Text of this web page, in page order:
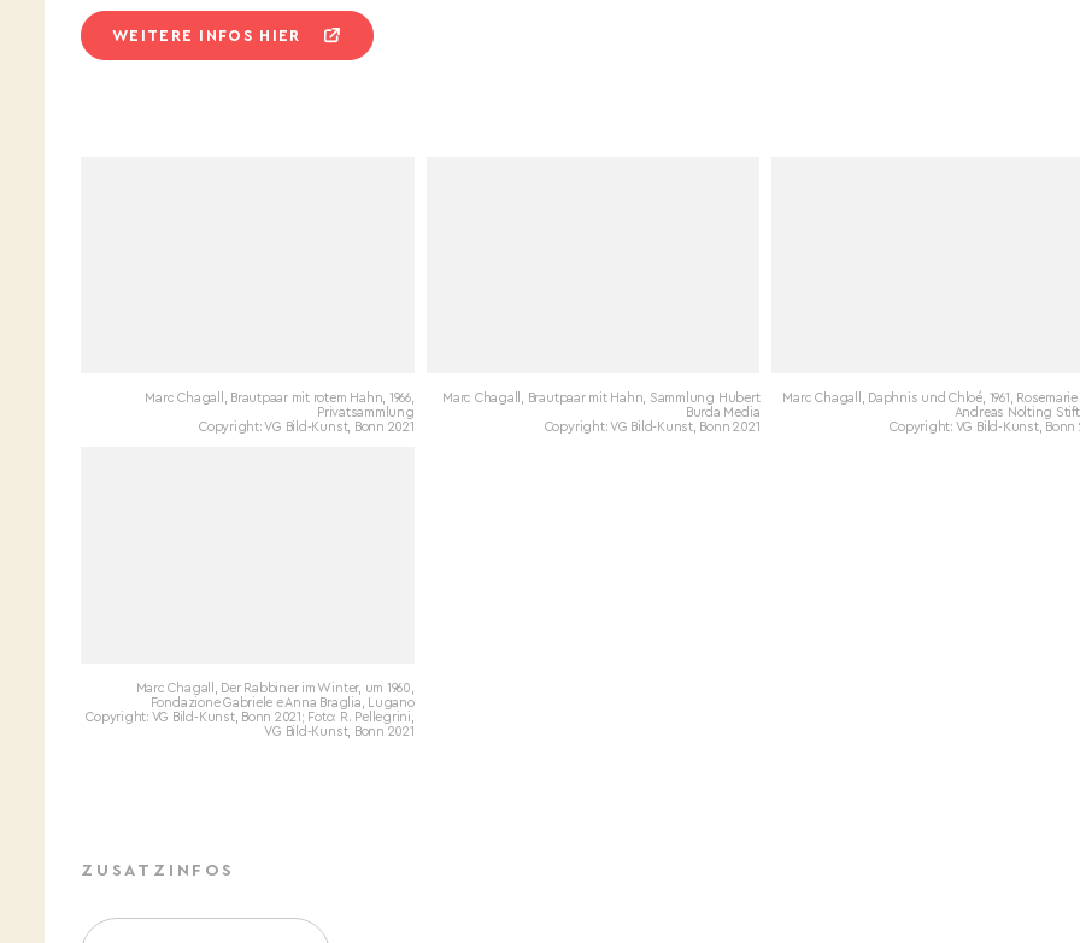
WEITERE INFOS HIER
Marc Chagall, Brautpaar mit rotem Hahn, 1966,
Privatsammlung
Copyright: VG Bild-Kunst, Bonn 2021
Marc Chagall, Brautpaar mit Hahn, Sammlung Hubert
Burda Media
Copyright: VG Bild-Kunst, Bonn 2021
Marc Chagall, Daphnis und Chloé, 1961,
Andreas Nolting
Copyright: VG Bild-Kunst, Bonn
Marc Chagall, Der Rabbiner im Winter, um 1960,
Fondazione Gabriele e Anna Braglia, Lugano
Copyright: VG Bild-Kunst, Bonn 2021; Foto: R. Pellegrini,
VG Bild-Kunst, Bonn 2021
ZUSATZINFOS